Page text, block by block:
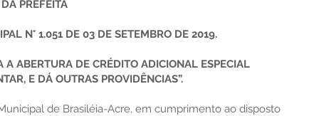
PREFEITA
N° 1.051 DE 03 DE SETEMBRO DE 2019.
A ABERTURA DE CRÉDITO ADICIONAL ESPECIAL
E DÁ OUTRAS PROVIDÊNCIAS”.
de Brasiléia-Acre, em cumprimento ao disposto